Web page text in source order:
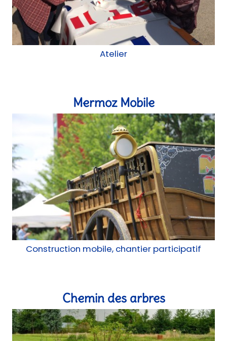
Mermoz Mobile
Construction mobile, chantier participatif
Chemin des arbres